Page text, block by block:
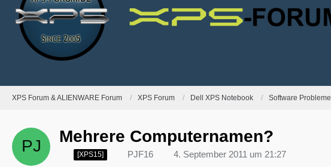
XPS Forum & ALIENWARE Forum XPS Forum Dell XPS Notebook Software Probleme
Mehrere Computernamen?
[XPS15] PJF16 4. September 2011 um 21:27